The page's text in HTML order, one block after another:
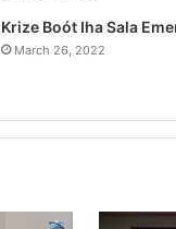
Krize Boót Iha Sala
March 26, 2022